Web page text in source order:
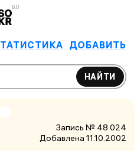
6.0
ДОБАВИТЬ
НАЙТИ
Запись № 48 024
Добавлена 11.10.2002